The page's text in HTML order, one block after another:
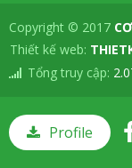
Copyright © 2017
Thiết kế web:
Tổng truy cập:
Profile